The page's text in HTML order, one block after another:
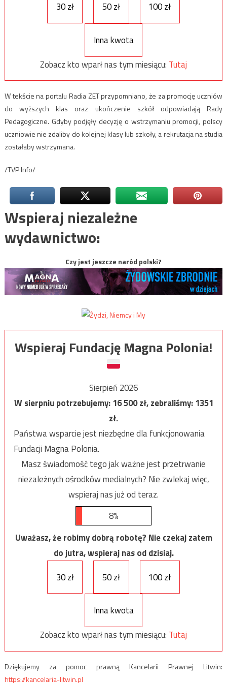
30 zł 50 zł 100 zł
Inna kwota
Zobacz kto wparł nas tym miesiącu: Tutaj
W tekście na portalu Radia ZET przypomniano, że za promocję uczniów
do wyższych klas oraz ukończenie szkół odpowiadają Rady
Pedagogiczne. Gdyby podjęły decyzję o wstrzymaniu promocji, polscy
uczniowie nie zdaliby do kolejnej klasy lub szkoły, a rekrutacja na studia
zostałaby wstrzymana.
/TVP Info/
Wspieraj niezależne
wydawnictwo:
Czy jest jeszcze naród polski?
Wspieraj Fundację Magna Polonia!
Sierpień 2026
W sierpniu potrzebujemy:16 500zł, zebraliśmy:1351
zł.
Państwa wsparcie jest niezbędne dla funkcjonowania
Fundacji Magna Polonia.
Masz świadomość tego jak ważne jest przetrwanie
niezależnych ośrodków medialnych? Nie zwlekaj więc,
wspieraj nas już od teraz.
8%
Uważasz, że robimy dobrą robotę? Nie czekaj zatem
do jutra, wspieraj nas od dzisiaj.
30 zł
50 zł 100 zł
Inna kwota
Zobacz kto wparł nas tym miesiącu: Tutaj
Dziękujemy za pomoc prawną Kancelarii Prawnej Litwin:
https://kancelaria-litwin.pl